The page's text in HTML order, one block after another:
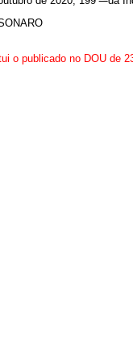
o publicado no DOU de